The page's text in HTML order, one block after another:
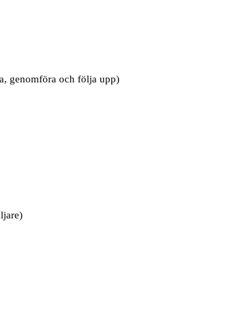
genomföra och följa upp)